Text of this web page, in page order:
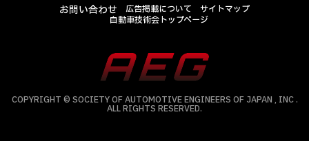
お問い合わせ
広告掲載について
サイトマップ
自動車技術会トップページ
COPYRIGHT © SOCIETY OF AUTOMOTIVE ENGINEERS OF JAPAN , INC .
ALL RIGHTS RESERVED.